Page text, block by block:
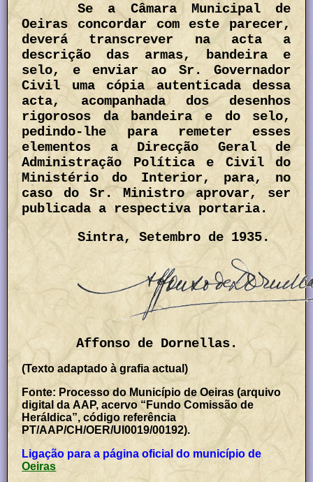
Se a Câmara Municipal de
Oeiras concordar com este parecer,
deverá transcrever na acta a
descrição das armas, bandeira e
selo, e enviar ao Sr. Governador
Civil uma cópia autenticada dessa
acta, acompanhada dos desenhos
rigorosos da bandeira e do selo,
pedindo-lhe para remeter esses
elementos a Direcção Geral de
Administração Política e Civil do
Ministério do Interior, para, no
caso do Sr. Ministro aprovar, ser
publicada a respectiva portaria.
Sintra, Setembro de 1935.
Affonso de Dornellas.
(Texto adaptado à grafia actual)
Fonte: Processo do Município de Oeiras (arquivo
digital da AAP, acervo “Fundo Comissão de
Heráldica”, código referência
PT/AAP/CH/OER/UI0019/00192).
Ligação para a página oficial do município de
Oeiras